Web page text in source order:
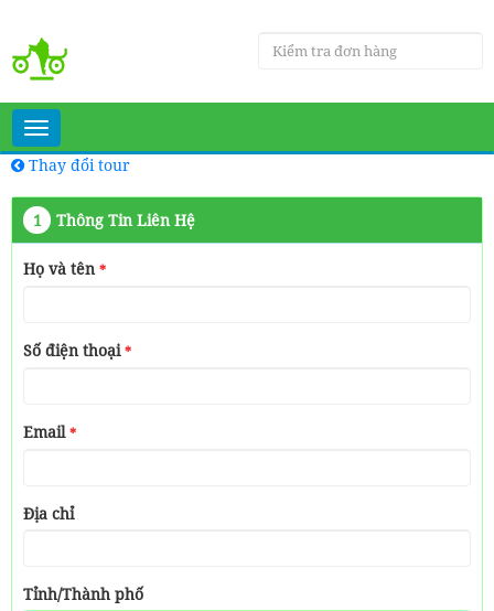
Toggle
navigation
Thay đổi tour
1 Thông Tin Liên Hệ
Họ và tên*
Số điện thoại*
Email*
Địa chỉ
Tỉnh/Thành phố